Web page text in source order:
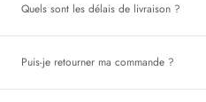
Quels sont les délais de livraison ?
Puis-je retourner ma commande ?